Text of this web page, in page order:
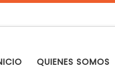
QUIENES SOMOS